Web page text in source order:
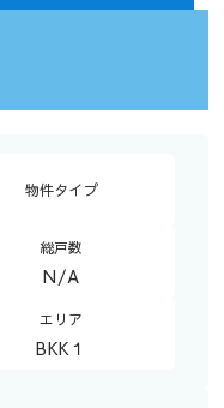
物件タイプ
総戸数
N/A
エリア
BKK１